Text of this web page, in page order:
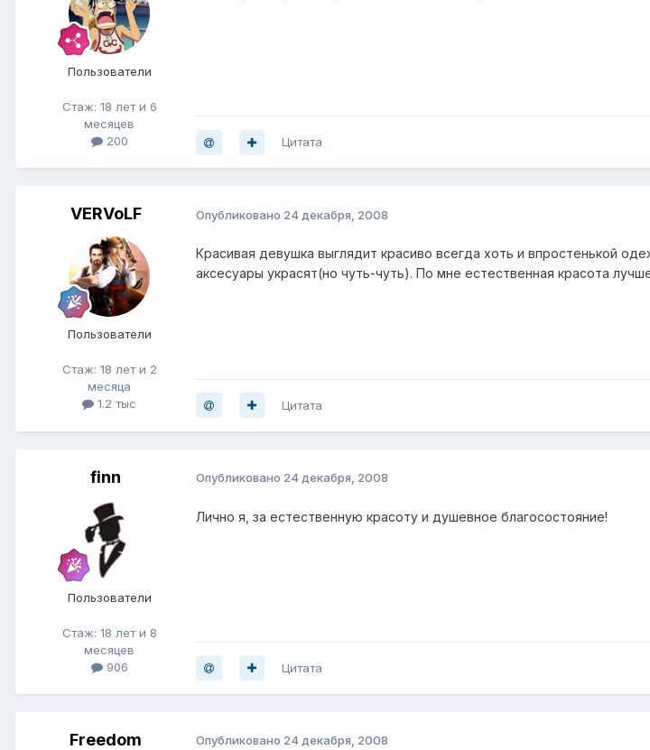
Пользователи
Стаж: 18 лет и 6
месяцев
200
Цитата
VERVoLF
Пользователи
Стаж: 18 лет и 2
месяца
1.2 тыс
Опубликовано 24 декабря, 2008
Красивая девушка выглядит красиво всегда хоть и впростенькой
аксесуары украсят(но чуть-чуть). По мне естественная красота
Цитата
finn
Пользователи
Стаж: 18 лет и 8
месяцев
906
Опубликовано 24 декабря, 2008
Лично я, за естественную красоту и душевное благосостояние!
Цитата
Freedom Опубликовано 24 декабря, 2008